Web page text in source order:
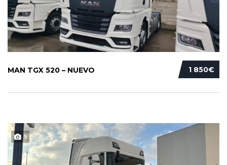
1 850€
MAN TGX 520 – NUEVO
5